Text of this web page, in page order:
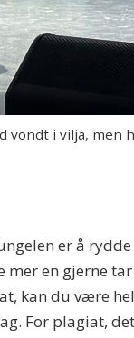
vondt i vilja,
er å
en gjerne
kan du være
For plagiat,